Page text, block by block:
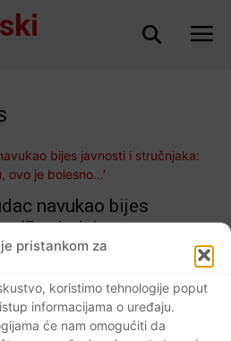
pristankom za
koristimo tehnologije poput
informacijama o uređaju.
će nam omogućiti da
navukao bijes
‘Pogledajte ovu